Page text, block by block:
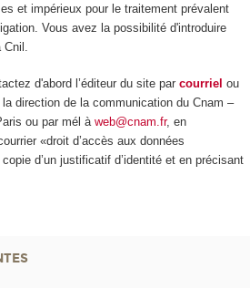
et impérieux pour le traitement prévalent
Vous avez la possibilité d'introduire
d'abord l’éditeur du site par courriel ou
direction de la communication du Cnam –
ou par mél à web@cnam.fr, en
«droit d’accès aux données
d’un justificatif d’identité et en précisant